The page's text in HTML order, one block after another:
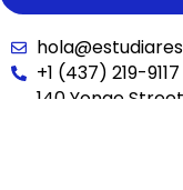
+1 (437) 219-9117
140 Yonge